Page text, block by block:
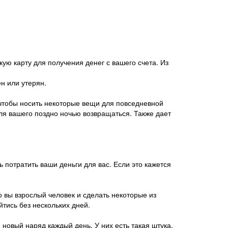
карту для получения денег с вашего счета. Из
или утерян.
носить некоторые вещи для повседневной
вашего поздно ночью возвращаться. Также дает
ваши деньги для вас. Если это кажется
взрослый человек и сделать некоторые из
без нескольких дней.
наряд каждый день. У них есть такая штука,